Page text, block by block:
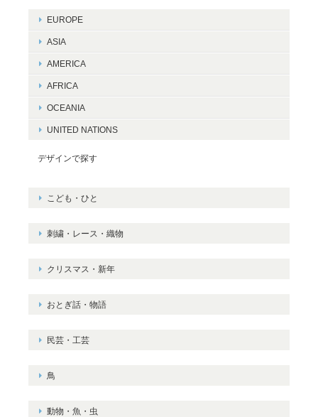
EUROPE
ASIA
AMERICA
AFRICA
OCEANIA
UNITED NATIONS
デザインで探す
こども・ひと
刺繍・レース・織物
クリスマス・新年
おとぎ話・物語
民芸・工芸
鳥
動物・魚・虫